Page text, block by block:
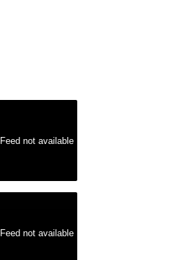
Feed not available
Feed not available